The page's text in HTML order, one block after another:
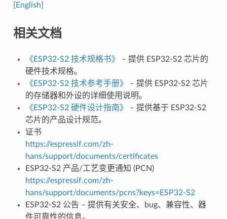
[English]
相关文档
《ESP32-S2 技术规格书》
– 提供 ESP32-S2 芯片的
硬件技术规格。
《ESP32-S2 技术参考手册》
– 提供 ESP32-S2 芯片
的存储器和外设的详细使用说明。
《ESP32-S2 硬件设计指南》
– 提供基于 ESP32-S2
芯片的产品设计规范。
证书
https://espressif.com/zh-
hans/support/documents/certificates
ESP32-S2 产品/工艺变更通知 (PCN)
https://espressif.com/zh-
hans/support/documents/pcns?keys=ESP32-S2
ESP32-S2 公告 – 提供有关安全、bug、兼容性、器
件可靠性的信息。